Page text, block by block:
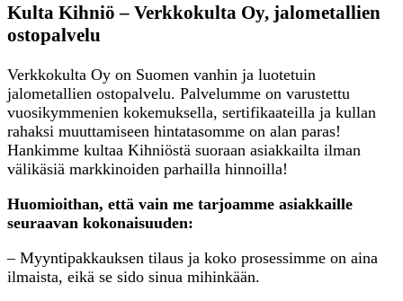
Kulta Kihniö – Verkkokulta Oy, jalometallien
ostopalvelu
Verkkokulta Oy on Suomen vanhin ja luotetuin
jalometallien ostopalvelu. Palvelumme on varustettu
vuosikymmenien kokemuksella, sertifikaateilla ja kullan
rahaksi muuttamiseen hintatasomme on alan paras!
Hankimme kultaa Kihniöstä suoraan asiakkailta ilman
välikäsiä markkinoiden parhailla hinnoilla!
Huomioithan, että vain me tarjoamme asiakkaille
seuraavan kokonaisuuden:
– Myyntipakkauksen tilaus ja koko prosessimme on aina
ilmaista, eikä se sido sinua mihinkään.